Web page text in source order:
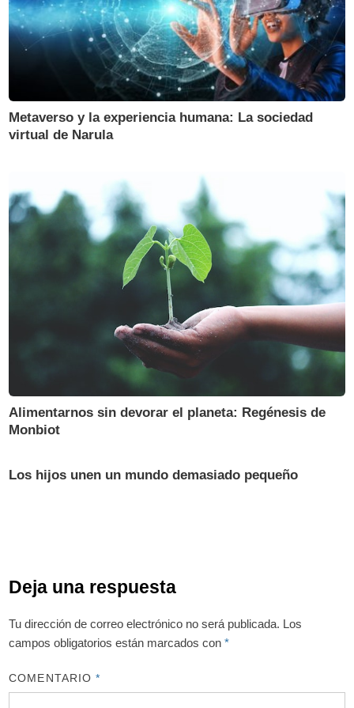
Metaverso y la experiencia humana: La sociedad
virtual de Narula
Alimentarnos sin devorar el planeta: Regénesis de
Monbiot
Los hijos unen un mundo demasiado pequeño
Deja una respuesta
Tu dirección de correo electrónico no será publicada. Los
campos obligatorios están marcados con*
COMENTARIO*